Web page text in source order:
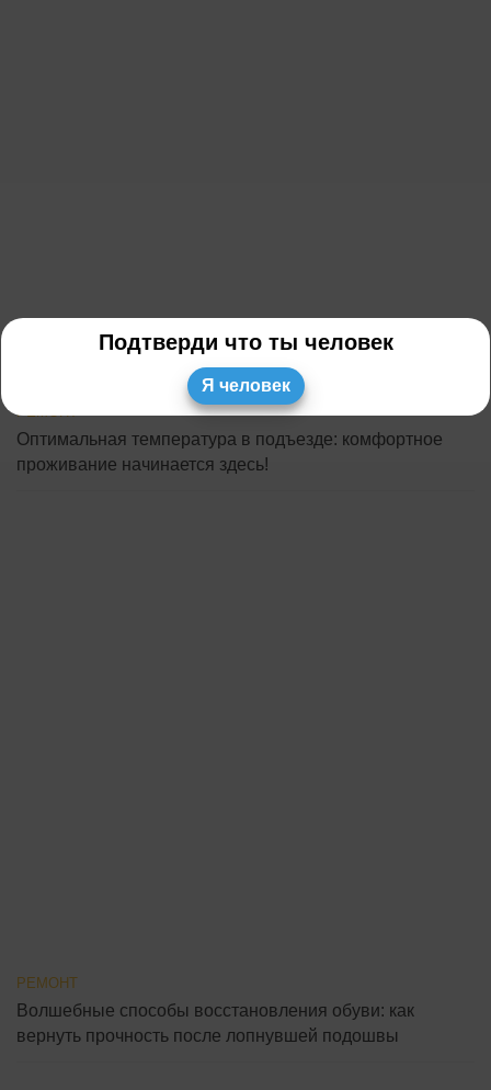
РЕМОНТ
Оптимальная температура в подъезде: комфортное
проживание начинается здесь!
РЕМОНТ
Волшебные способы восстановления обуви: как
вернуть прочность после лопнувшей подошвы
Подтверди что ты человек
Я человек